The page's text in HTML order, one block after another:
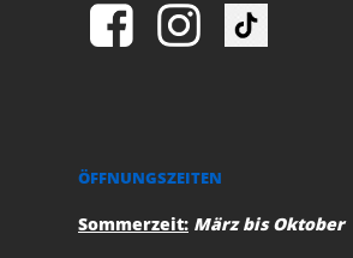
ÖFFNUNGSZEITEN
Sommerzeit: März bis Oktober